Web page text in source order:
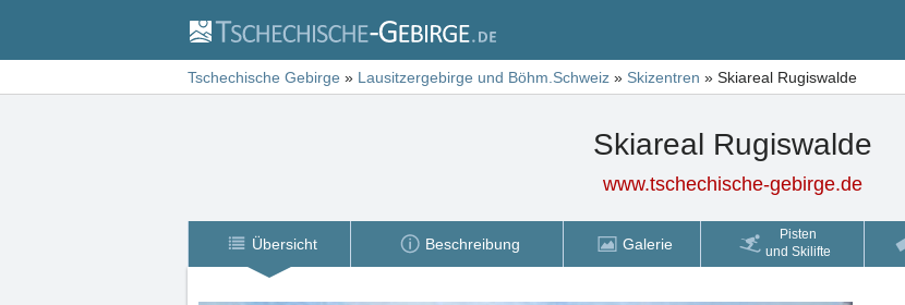
Tschechische Gebirge » Lausitzergebirge und Böhm.Schweiz » Skizentren » Skiareal Rugiswalde
Skiareal Rugiswalde
www.tschechische-gebirge.de
Übersicht Beschreibung Galerie
Pisten
und Skilifte